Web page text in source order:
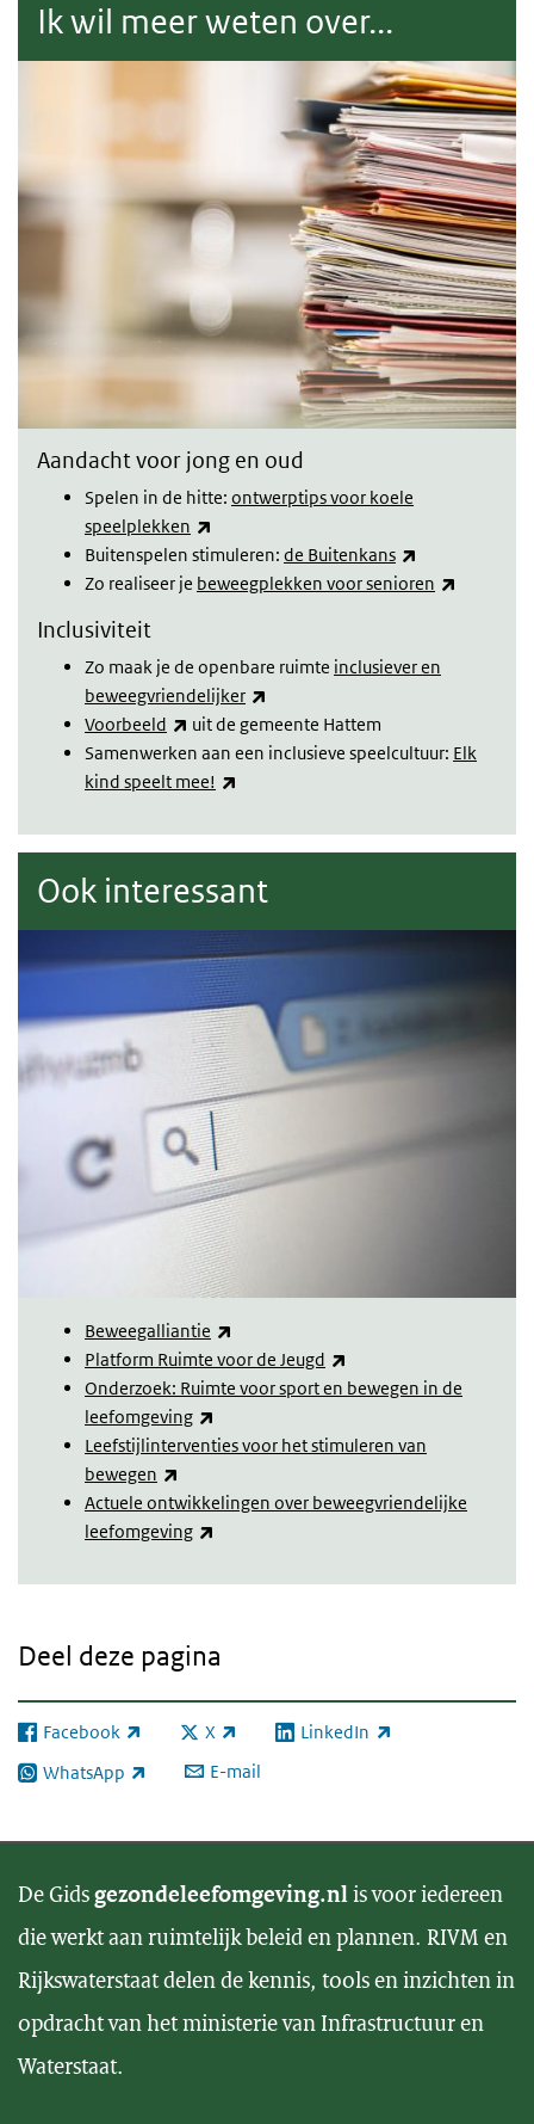
Ik wil meer weten over...
Aandacht voor jong en oud
Spelen in de hitte: ontwerptips voor koele
speelplekken
Buitenspelen stimuleren: de Buitenkans
Zo realiseer je beweegplekken voor senioren
Inclusiviteit
Zo maak je de openbare ruimte inclusiever en
beweegvriendelijker
Voorbeeld
(externe link)
uit de gemeente Hattem
Samenwerken aan een inclusieve speelcultuur: Elk
kind speelt mee!
Ook interessant
Beweegalliantie
Platform Ruimte voor de Jeugd
Onderzoek: Ruimte voor sport en bewegen in de
leefomgeving
Leefstijlinterventies voor het stimuleren van
bewegen
Actuele ontwikkelingen over beweegvriendelijke
leefomgeving
Deel deze pagina
Facebook
(externe link) X
(externe link) LinkedIn
(externe link)
WhatsApp
(externe link) E-mail
De Gidsgezondeleefomgeving.nlis voor iedereen
die werkt aan ruimtelijk beleid en plannen. RIVM en
Rijkswaterstaat delen de kennis, tools en inzichten in
opdracht van het ministerie van Infrastructuur en
Waterstaat.